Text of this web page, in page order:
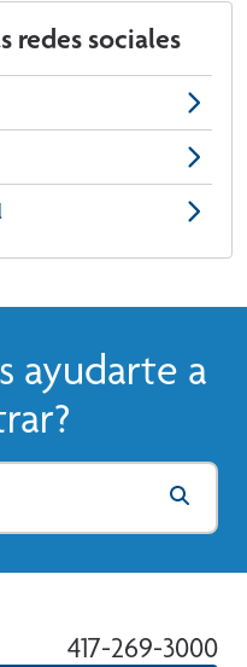
redes sociales
ayudarte a
417-269-3000